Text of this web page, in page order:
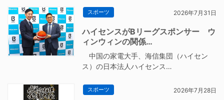
スポーツ 2026年7月31日
ハイセンスがBリーグスポンサー ウ
ィンウィンの関係…
中国の家電大手、海信集団（ハイセン
ス）の日本法人ハイセンス…
スポーツ 2026年7月28日